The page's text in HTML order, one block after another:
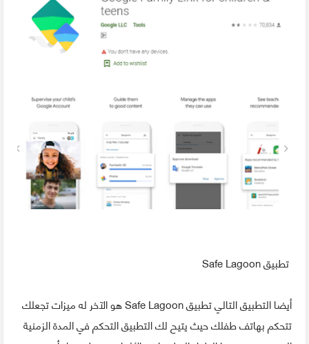
تطبيق Safe Lagoon
أيضا التطبيق التالي تطبيق Safe Lagoon هو الآخر له ميزات تجعلك
تتحكم بهاتف طفلك حيث يتيح لك التطبيق التحكم في المدة الزمنية